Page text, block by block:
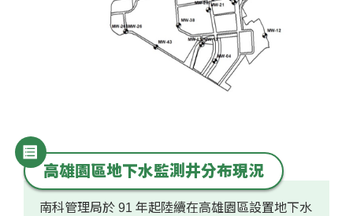
高雄園區地下水監測井分布現況
南科管理局於 91 年起陸續在高雄園區設置地下水